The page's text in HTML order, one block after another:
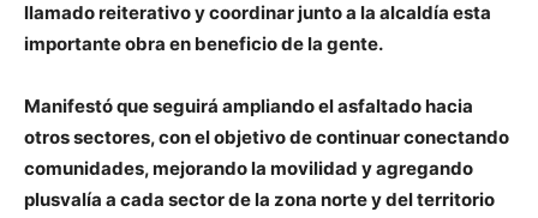
llamado reiterativo y coordinar junto a la alcaldía esta
importante obra en beneficio de la gente.
Manifestó que seguirá ampliando el asfaltado hacia
otros sectores, con el objetivo de continuar conectando
comunidades, mejorando la movilidad y agregando
plusvalía a cada sector de la zona norte y del territorio